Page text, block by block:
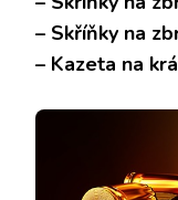
– Skříňky na
– Kazeta na